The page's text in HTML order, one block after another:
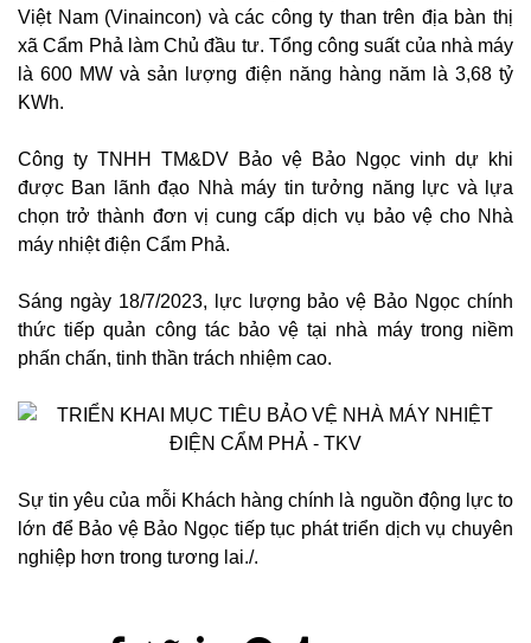
Việt Nam (Vinaincon) và các công ty than trên địa bàn thị
xã Cẩm Phả làm Chủ đầu tư. Tổng công suất của nhà máy
là 600 MW và sản lượng điện năng hàng năm là 3,68 tỷ
KWh.
Công ty TNHH TM&DV Bảo vệ Bảo Ngọc vinh dự khi
được Ban lãnh đạo Nhà máy tin tưởng năng lực và lựa
chọn trở thành đơn vị cung cấp dịch vụ bảo vệ cho Nhà
máy nhiệt điện Cẩm Phả.
Sáng ngày 18/7/2023, lực lượng bảo vệ Bảo Ngọc chính
thức tiếp quản công tác bảo vệ tại nhà máy trong niềm
phấn chấn, tinh thần trách nhiệm cao.
Sự tin yêu của mỗi Khách hàng chính là nguồn động lực to
lớn để Bảo vệ Bảo Ngọc tiếp tục phát triển dịch vụ chuyên
nghiệp hơn trong tương lai./.